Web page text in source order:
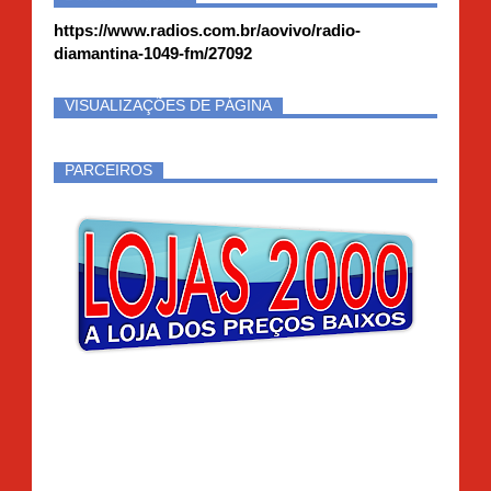
https://www.radios.com.br/aovivo/radio-
diamantina-1049-fm/27092
VISUALIZAÇÕES DE PÁGINA
PARCEIROS